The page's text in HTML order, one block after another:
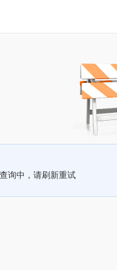
询中，请刷新重试